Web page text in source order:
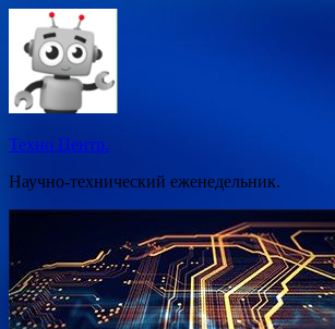
Перейти
содержимому
Техно Центр.
Научно-технический еженедельник.